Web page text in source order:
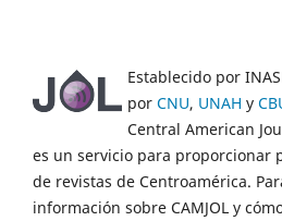
Establecido por
por CNU, UNAH y
Central American
es un servicio para proporcionar
de revistas de Centroamérica.
información sobre CAMJOL y